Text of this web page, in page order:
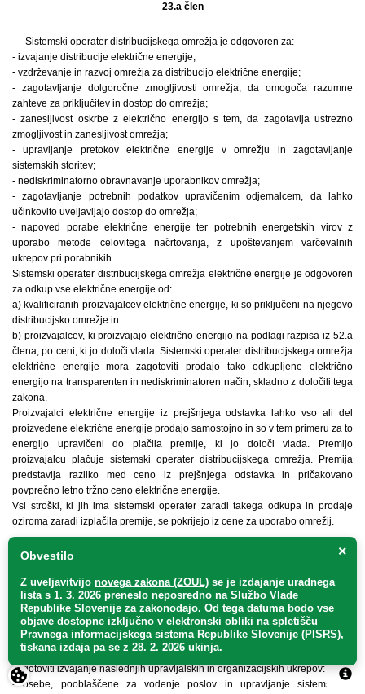
23.a člen
Sistemski operater distribucijskega omrežja je odgovoren za:
- izvajanje distribucije električne energije;
- vzdrževanje in razvoj omrežja za distribucijo električne energije;
- zagotavljanje dolgoročne zmogljivosti omrežja, da omogoča razumne
zahteve za priključitev in dostop do omrežja;
- zanesljivost oskrbe z električno energijo s tem, da zagotavlja ustrezno
zmogljivost in zanesljivost omrežja;
- upravljanje pretokov električne energije v omrežju in zagotavljanje
sistemskih storitev;
- nediskriminatorno obravnavanje uporabnikov omrežja;
- zagotavljanje potrebnih podatkov upravičenim odjemalcem, da lahko
učinkovito uveljavljajo dostop do omrežja;
- napoved porabe električne energije ter potrebnih energetskih virov z
uporabo metode celovitega načrtovanja, z upoštevanjem varčevalnih
ukrepov pri porabnikih.
Sistemski operater distribucijskega omrežja električne energije je odgovoren
za odkup vse električne energije od:
a) kvalificiranih proizvajalcev električne energije, ki so priključeni na njegovo
distribucijsko omrežje in
b) proizvajalcev, ki proizvajajo električno energijo na podlagi razpisa iz 52.a
člena, po ceni, ki jo določi vlada. Sistemski operater distribucijskega omrežja
električne energije mora zagotoviti prodajo tako odkupljene električno
energijo na transparenten in nediskriminatoren način, skladno z določili tega
zakona.
Proizvajalci električne energije iz prejšnjega odstavka lahko vso ali del
proizvedene električne energije prodajo samostojno in so v tem primeru za to
energijo upravičeni do plačila premije, ki jo določi vlada. Premijo
proizvajalcu plačuje sistemski operater distribucijskega omrežja. Premija
predstavlja razliko med ceno iz prejšnjega odstavka in pričakovano
povprečno letno tržno ceno električne energije.
Vsi stroški, ki jih ima sistemski operater zaradi takega odkupa in prodaje
oziroma zaradi izplačila premije, se pokrijejo iz cene za uporabo omrežij.
Dejavnost sistemskega operaterja prenosnega omrežja oziroma
dejavnost sistemskega operaterja distribucijskega omrežja mora izvajalec te
gospodarske javne službe opravljati v samostojni pravni osebi, ki ne opravlja
druge dejavnosti.
Izvajalec dejavnosti sistemskega operaterja iz prejšnjega odstavka mora
zagotoviti izvajanje naslednjih upravljalskih in organizacijskih ukrepov:
- osebe, pooblaščene za vodenje poslov in upravljanje sistemskega
×
Obvestilo
Z uveljavitvijo novega zakona (ZOUL) se je izdajanje uradnega
lista s 1. 3. 2026 preneslo neposredno na Službo Vlade
Republike Slovenije za zakonodajo. Od tega datuma bodo vse
objave dostopne izključno v elektronski obliki na spletišču
Pravnega informacijskega sistema Republike Slovenije (PISRS),
tiskana izdaja pa se z 28. 2. 2026 ukinja.